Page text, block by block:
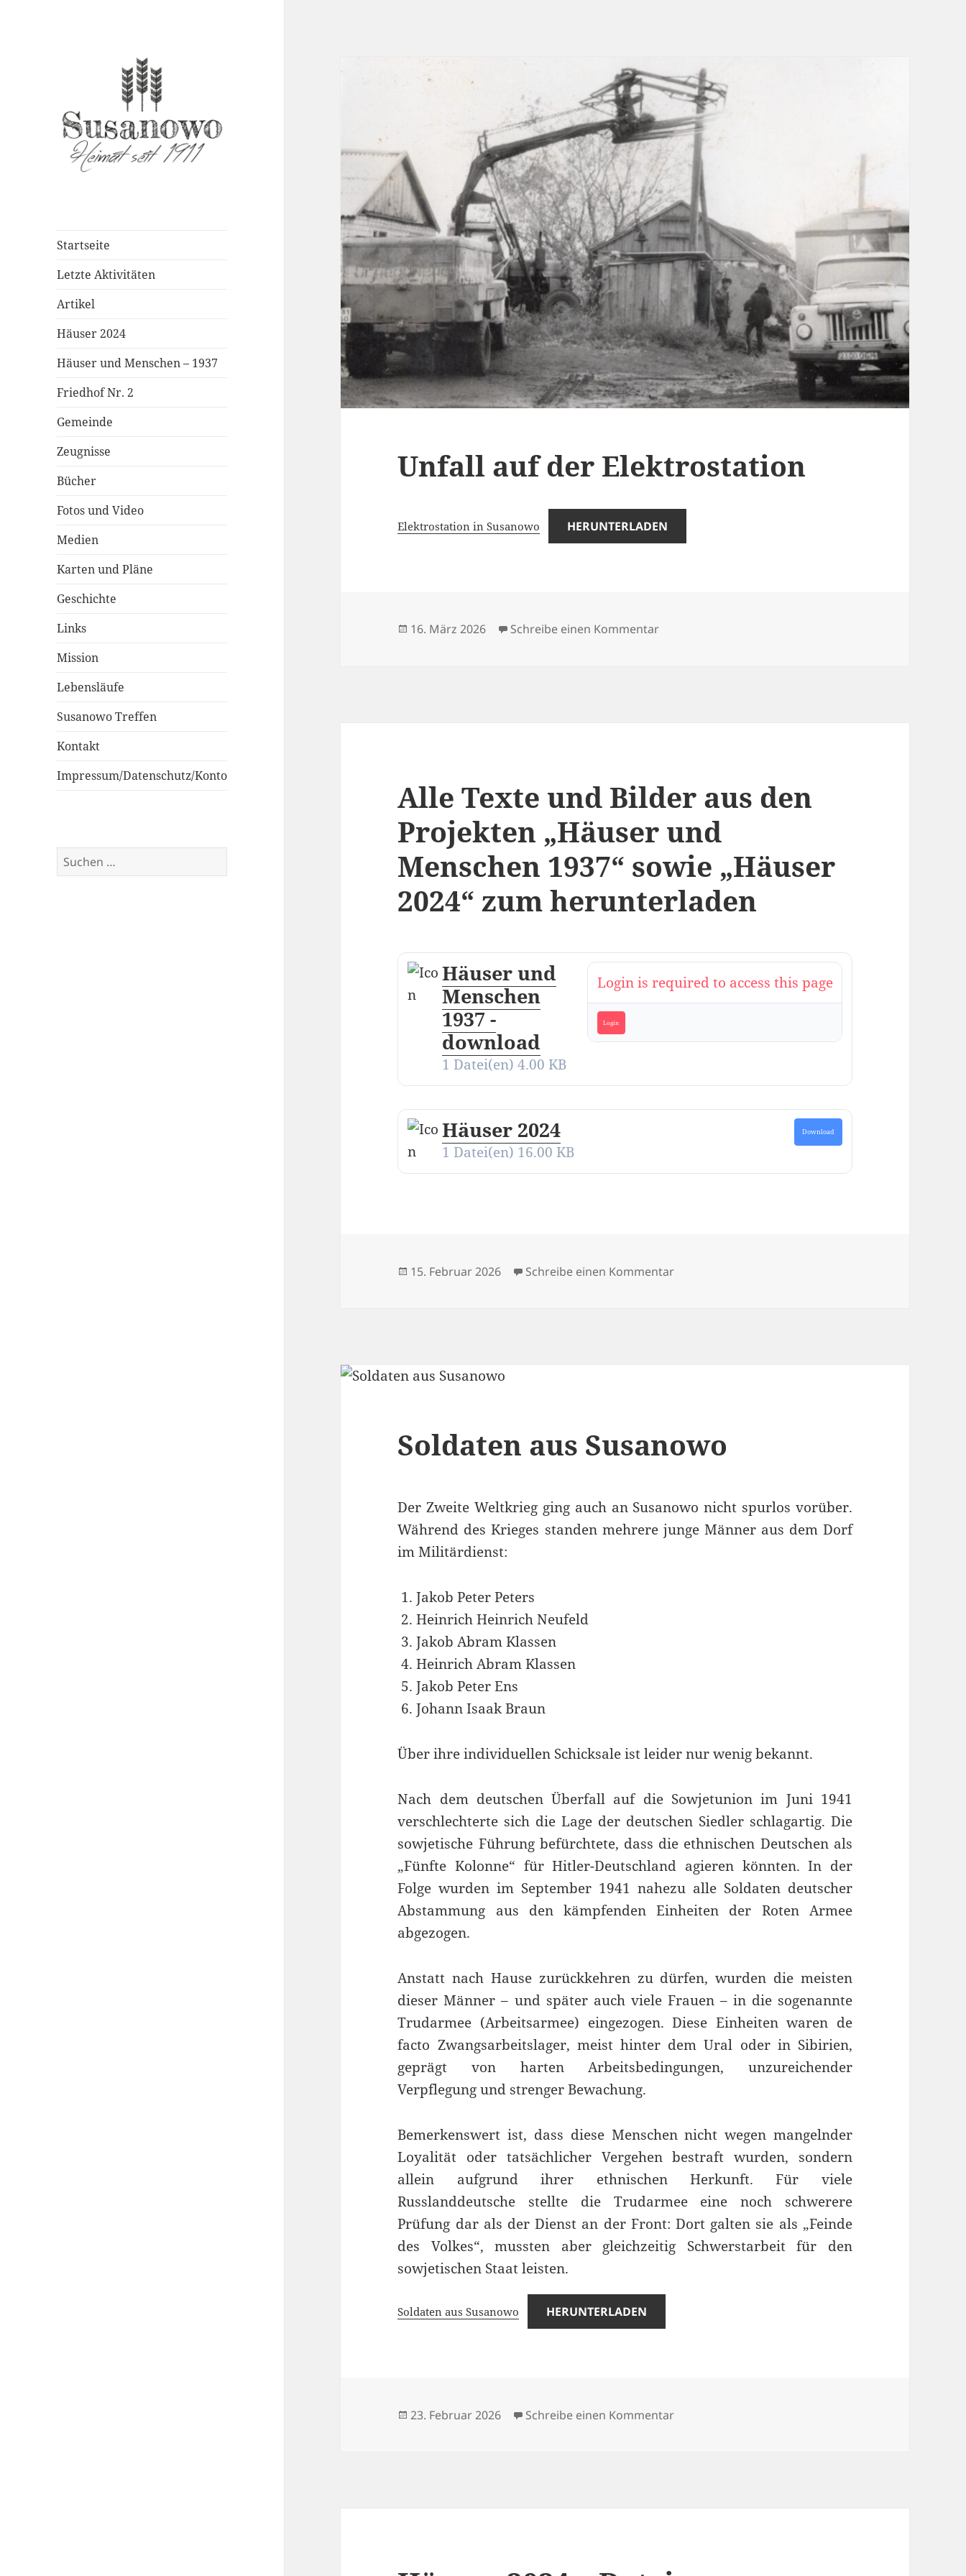
Startseite
Letzte Aktivitäten
Artikel
Häuser 2024
Häuser und Menschen – 1937
Friedhof Nr. 2
Gemeinde
Zeugnisse
Bücher
Fotos und Video
Medien
Karten und Pläne
Geschichte
Links
Mission
Lebensläufe
Susanowo Treffen
Kontakt
Impressum/Datenschutz/Konto
Suchen
nach:
Unfall auf der Elektrostation
Elektrostation in Susanowo HERUNTERLADEN
Veröffentlicht
16. März 2026 Schreibe einen Kommentarzu Unfall auf der Elektrostation
Alle Texte und Bilder aus den
Projekten „Häuser und
Menschen 1937“ sowie „Häuser
2024“ zum herunterladen
Häuser und
Menschen
1937 -
download
1 Datei(en) 4.00 KB
Login is required to access this page
Login
Häuser 2024
1 Datei(en) 16.00 KB
Download
Veröffentlicht
15. Februar 2026 Schreibe einen Kommentarzu Alle Texte und Bilder aus den Projekten „Häuser
Soldaten aus Susanowo
Der Zweite Weltkrieg ging auch an Susanowo nicht spurlos vorüber.
Während des Krieges standen mehrere junge Männer aus dem Dorf
im Militärdienst:
Jakob Peter Peters
Heinrich Heinrich Neufeld
Jakob Abram Klassen
Heinrich Abram Klassen
Jakob Peter Ens
Johann Isaak Braun
Über ihre individuellen Schicksale ist leider nur wenig bekannt.
Nach dem deutschen Überfall auf die Sowjetunion im Juni 1941
verschlechterte sich die Lage der deutschen Siedler schlagartig. Die
sowjetische Führung befürchtete, dass die ethnischen Deutschen als
„Fünfte Kolonne“ für Hitler-Deutschland agieren könnten. In der
Folge wurden im September 1941 nahezu alle Soldaten deutscher
Abstammung aus den kämpfenden Einheiten der Roten Armee
abgezogen.
Anstatt nach Hause zurückkehren zu dürfen, wurden die meisten
dieser Männer – und später auch viele Frauen – in die sogenannte
Trudarmee (Arbeitsarmee) eingezogen. Diese Einheiten waren de
facto Zwangsarbeitslager, meist hinter dem Ural oder in Sibirien,
geprägt von harten Arbeitsbedingungen, unzureichender
Verpflegung und strenger Bewachung.
Bemerkenswert ist, dass diese Menschen nicht wegen mangelnder
Loyalität oder tatsächlicher Vergehen bestraft wurden, sondern
allein aufgrund ihrer ethnischen Herkunft. Für viele
Russlanddeutsche stellte die Trudarmee eine noch schwerere
Prüfung dar als der Dienst an der Front: Dort galten sie als „Feinde
des Volkes“, mussten aber gleichzeitig Schwerstarbeit für den
sowjetischen Staat leisten.
Soldaten aus Susanowo HERUNTERLADEN
Veröffentlicht
23. Februar 2026 Schreibe einen Kommentarzu Soldaten aus Susanowo